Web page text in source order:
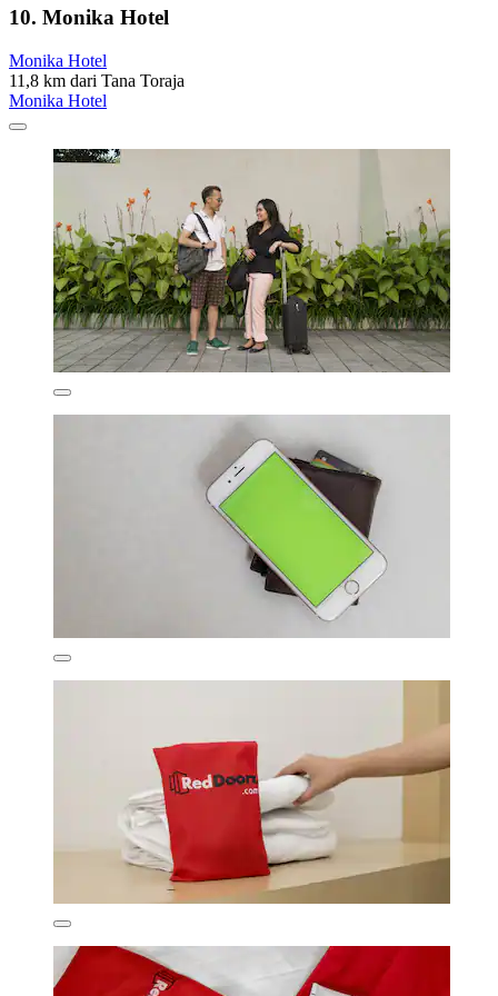
10. Monika Hotel
Monika Hotel
11,8 km dari Tana Toraja
Monika Hotel